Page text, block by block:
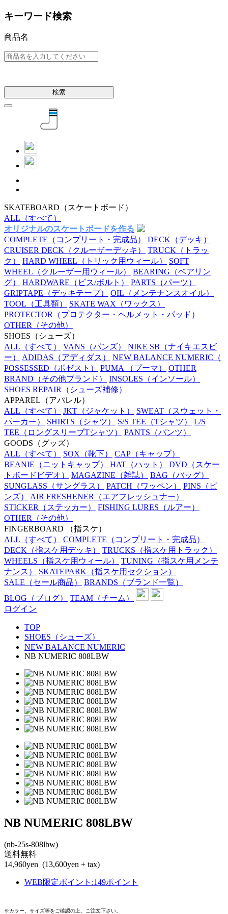
キーワード検索
商品名
検索
SKATEBOARD （スケートボード）
ALL （すべて）
オリジナルのスケートボードを作る
COMPLETE （コンプリート・完成品） DECK （デッキ）
CRUISER DECK （クルーザーデッキ） TRUCK （トラッ
ク）
HARD WHEEL （トリック用ウィール）
SOFT
WHEEL （クルーザー用ウィール） BEARING （ベアリン
グ）
HARDWARE （ビス/ボルト） PARTS （パーツ）
GRIPTAPE （デッキテープ） OIL （メンテナンスオイル）
TOOL （工具類） SKATE WAX （ワックス）
PROTECTOR （プロテクター・ヘルメット・パッド）
OTHER （その他）
SHOES （シューズ）
ALL （すべて） VANS （バンズ） NIKE SB （ナイキエスビ
ー）
ADIDAS （アディダス） NEW BALANCE NUMERIC （
POSSESSED （ポゼスト） PUMA （プーマ）
OTHER
BRAND （その他ブランド） INSOLES （インソール）
SHOES REPAIR （シューズ補修）
APPAREL （アパレル）
ALL （すべて） JKT （ジャケット） SWEAT （スウェット・
パーカー）
SHIRTS （シャツ） S/S TEE （Tシャツ）
L/S
TEE （ロングスリーブTシャツ） PANTS （パンツ）
GOODS （グッズ）
ALL （すべて） SOX （靴下） CAP （キャップ）
BEANIE （ニットキャップ） HAT （ハット） DVD （スケー
トボードビデオ）
MAGAZINE （雑誌） BAG （バッグ）
SUNGLASS （サングラス） PATCH （ワッペン） PINS （ピ
ンズ）
AIR FRESHENER （エアフレッシュナー）
STICKER （ステッカー） FISHING LURES （ルアー）
OTHER （その他）
FINGERBOARD
（指スケ）
ALL （すべて） COMPLETE （コンプリート・完成品）
DECK （指スケ用デッキ） TRUCKS （指スケ用トラック）
WHEELS （指スケ用ウィール） TUNING （指スケ用メンテ
ナンス）
SKATEPARK （指スケ用セクション）
SALE （セール商品） BRANDS （ブランド一覧）
BLOG （ブログ） TEAM （チーム）
ログイン
TOP
SHOES（シューズ）
NEW BALANCE NUMERIC
NB NUMERIC 808LBW
NB NUMERIC 808LBW
(nb-25s-808lbw)
送料無料
14,960yen (13,600yen + tax)
WEB限定ポイント :149ポイント
※カラー、サイズ等をご確認の上、ご注文下さい。